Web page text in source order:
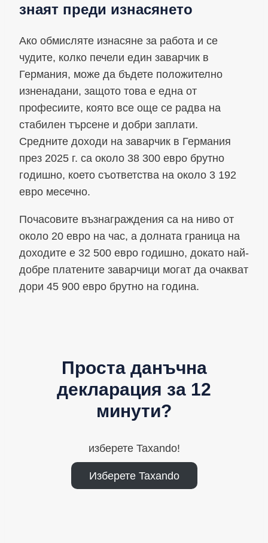
знаят преди изнасянето
Ако обмисляте изнасяне за работа и се
чудите, колко печели един заварчик в
Германия, може да бъдете положително
изненадани, защото това е една от
професиите, която все още се радва на
стабилен търсене и добри заплати.
Средните доходи на заварчик в Германия
през 2025 г. са около 38 300 евро брутно
годишно, което съответства на около 3 192
евро месечно.
Почасовите възнаграждения са на ниво от
около 20 евро на час, а долната граница на
доходите е 32 500 евро годишно, докато най-
добре платените заварчици могат да очакват
дори 45 900 евро брутно на година.
Проста данъчна
декларация за 12
минути?
изберете Taxando!
Изберете Taxando